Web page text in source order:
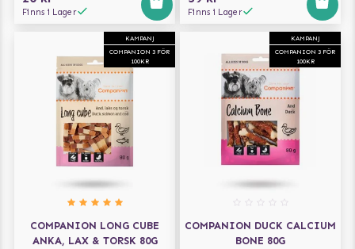
Finns i Lager Finns i Lager
KAMPANJ
COMPANION 3 FÖR
100KR
COMPANION LONG CUBE
ANKA, LAX & TORSK 80G
KAMPANJ
COMPANION 3 FÖR
100KR
COMPANION DUCK CALCIUM
BONE 80G